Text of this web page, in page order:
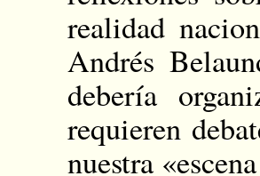
realidad
Andrés
debería
requieren
nuestra